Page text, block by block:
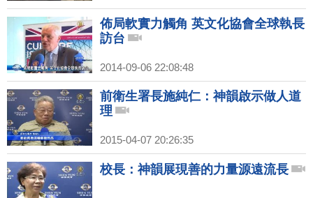
佈局軟實力觸角 英文化協會全球執長
訪台
2014-09-06 22:08:48
前衛生署長施純仁：神韻啟示做人道
理
2015-04-07 20:26:35
校長：神韻展現善的力量源遠流長